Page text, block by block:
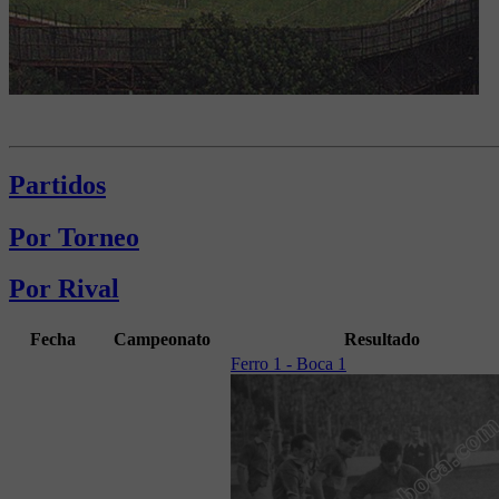
Partidos
Por Torneo
Por Rival
Fecha Campeonato
Resultado
Ferro 1 - Boca 1